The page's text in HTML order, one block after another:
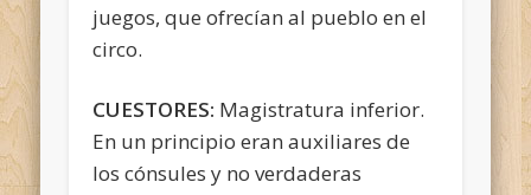
juegos, que ofrecían al pueblo en el
circo.
CUESTORES: Magistratura inferior.
En un principio eran auxiliares de
los cónsules y no verdaderas